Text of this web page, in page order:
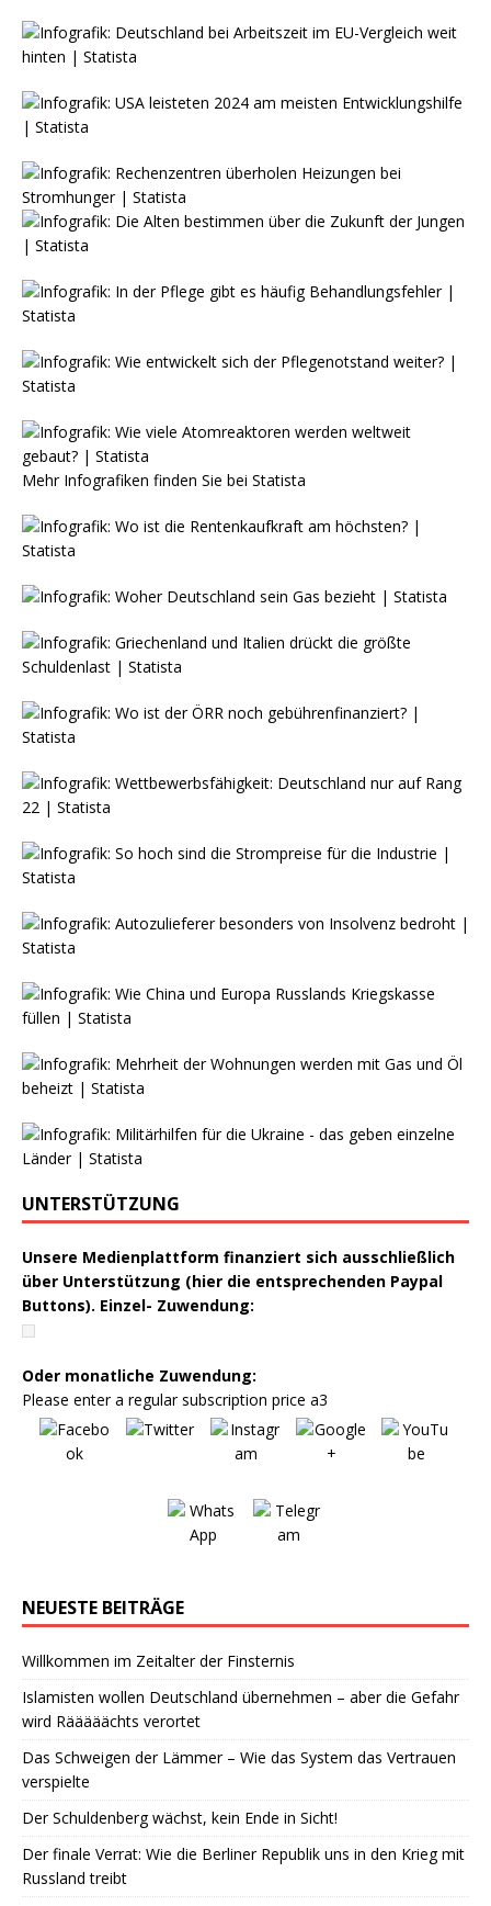
Mehr Infografiken finden Sie bei Statista
UNTERSTÜTZUNG
Unsere Medienplattform finanziert sich ausschließlich
über Unterstützung (hier die entsprechenden Paypal
Buttons). Einzel- Zuwendung:
Oder monatliche Zuwendung:
Please enter a regular subscription price a3
NEUESTE BEITRÄGE
Willkommen im Zeitalter der Finsternis
Islamisten wollen Deutschland übernehmen – aber die Gefahr
wird Rääääächts verortet
Das Schweigen der Lämmer – Wie das System das Vertrauen
verspielte
Der Schuldenberg wächst, kein Ende in Sicht!
Der finale Verrat: Wie die Berliner Republik uns in den Krieg mit
Russland treibt